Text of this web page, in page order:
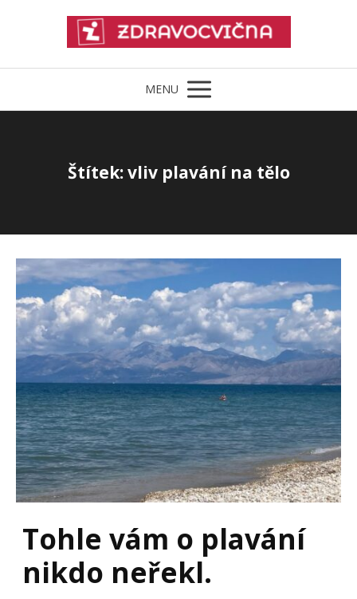
MENU
Štítek: vliv plavání na tělo
Tohle vám o plavání
nikdo neřekl.